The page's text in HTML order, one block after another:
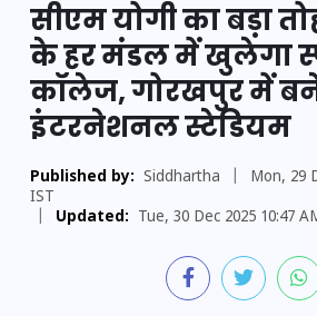
सीएम योगी का बड़ा
के हर मंडल में खुलेगा
कॉलेज, गोरखपुर में
इंटरनेशनल स्टेडियम
Published by: Siddhartha
Mon, 29
IST
Updated: Tue, 30 Dec 2025 10:47